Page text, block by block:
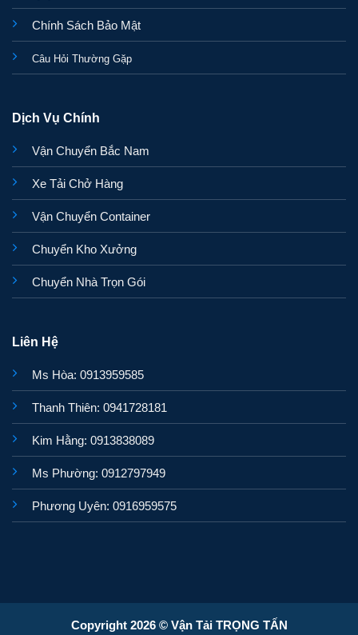
Chính Sách Bảo Mật
Câu Hỏi Thường Gặp
Dịch Vụ Chính
Vận Chuyển Bắc Nam
Xe Tải Chở Hàng
Vận Chuyển Container
Chuyển Kho Xưởng
Chuyển Nhà Trọn Gói
Liên Hệ
Ms Hòa: 0913959585
Thanh Thiên: 0941728181
Kim Hằng: 0913838089
Ms Phường: 0912797949
Phương Uyên: 0916959575
Copyright 2026 © Vận Tải TRỌNG TẤN